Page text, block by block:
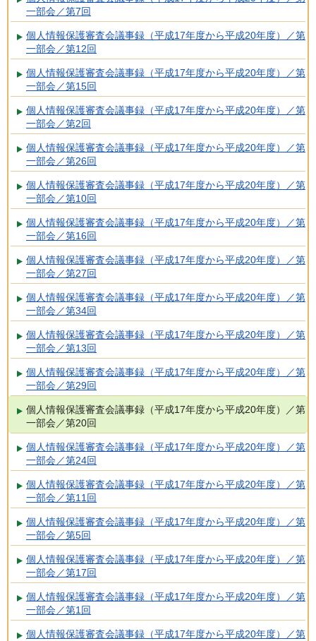
一部会／第7回
個人情報保護審査会議事録（平成17年度から平成20年度）／第
一部会／第12回
個人情報保護審査会議事録（平成17年度から平成20年度）／第
一部会／第15回
個人情報保護審査会議事録（平成17年度から平成20年度）／第
一部会／第2回
個人情報保護審査会議事録（平成17年度から平成20年度）／第
一部会／第26回
個人情報保護審査会議事録（平成17年度から平成20年度）／第
一部会／第10回
個人情報保護審査会議事録（平成17年度から平成20年度）／第
一部会／第16回
個人情報保護審査会議事録（平成17年度から平成20年度）／第
一部会／第27回
個人情報保護審査会議事録（平成17年度から平成20年度）／第
一部会／第34回
個人情報保護審査会議事録（平成17年度から平成20年度）／第
一部会／第13回
個人情報保護審査会議事録（平成17年度から平成20年度）／第
一部会／第29回
個人情報保護審査会議事録（平成17年度から平成20年度）／第
一部会／第20回
個人情報保護審査会議事録（平成17年度から平成20年度）／第
一部会／第24回
個人情報保護審査会議事録（平成17年度から平成20年度）／第
一部会／第11回
個人情報保護審査会議事録（平成17年度から平成20年度）／第
一部会／第5回
個人情報保護審査会議事録（平成17年度から平成20年度）／第
一部会／第17回
個人情報保護審査会議事録（平成17年度から平成20年度）／第
一部会／第1回
個人情報保護審査会議事録（平成17年度から平成20年度）／第